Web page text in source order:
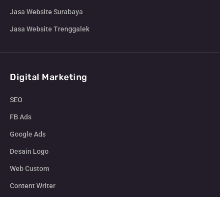
Jasa Website Surabaya
Jasa Website Trenggalek
Digital Marketing
SEO
FB Ads
Google Ads
Desain Logo
Web Custom
Content Writer